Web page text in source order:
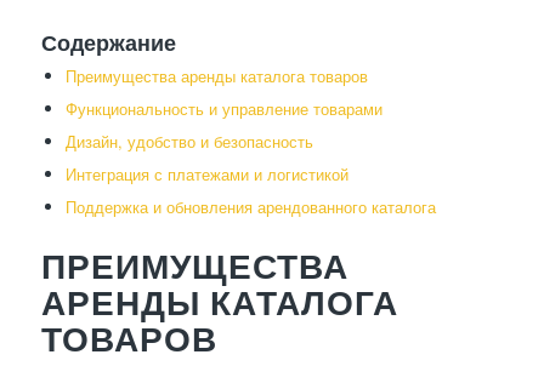
Содержание
Преимущества аренды каталога товаров
Функциональность и управление товарами
Дизайн, удобство и безопасность
Интеграция с платежами и логистикой
Поддержка и обновления арендованного каталога
ПРЕИМУЩЕСТВА
АРЕНДЫ КАТАЛОГА
ТОВАРОВ